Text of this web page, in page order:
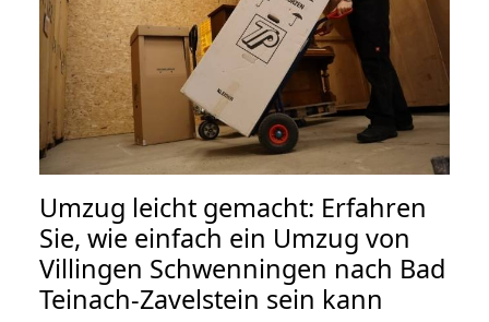
Umzug leicht gemacht: Erfahren
Sie, wie einfach ein Umzug von
Villingen Schwenningen nach Bad
Teinach-Zavelstein sein kann